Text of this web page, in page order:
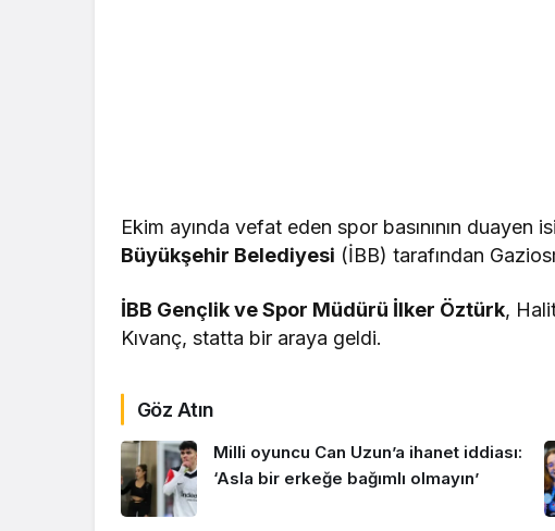
Ekim ayında vefat eden spor basınının duayen
Büyükşehir Belediyesi (İBB) tarafından
İBB Gençlik ve Spor Müdürü İlker Öztürk,
Kıvanç, statta bir araya geldi.
Göz Atın
Milli oyuncu Can Uzun’a ihanet iddiası:
‘Asla bir erkeğe bağımlı olmayın’